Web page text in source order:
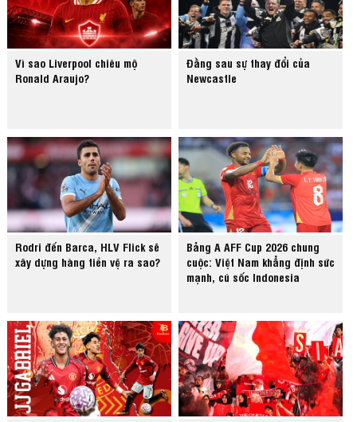
Vì sao Liverpool chiêu mộ
Ronald Araujo?
Đằng sau sự thay đổi của
Newcastle
Rodri đến Barca, HLV Flick sẽ
xây dựng hàng tiền vệ ra sao?
Bảng A AFF Cup 2026 chung
cuộc: Việt Nam khẳng định sức
mạnh, cú sốc Indonesia